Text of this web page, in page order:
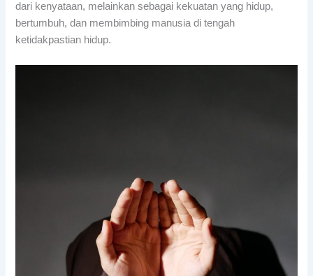
dari kenyataan, melainkan sebagai kekuatan yang hidup,
bertumbuh, dan membimbing manusia di tengah
ketidakpastian hidup.